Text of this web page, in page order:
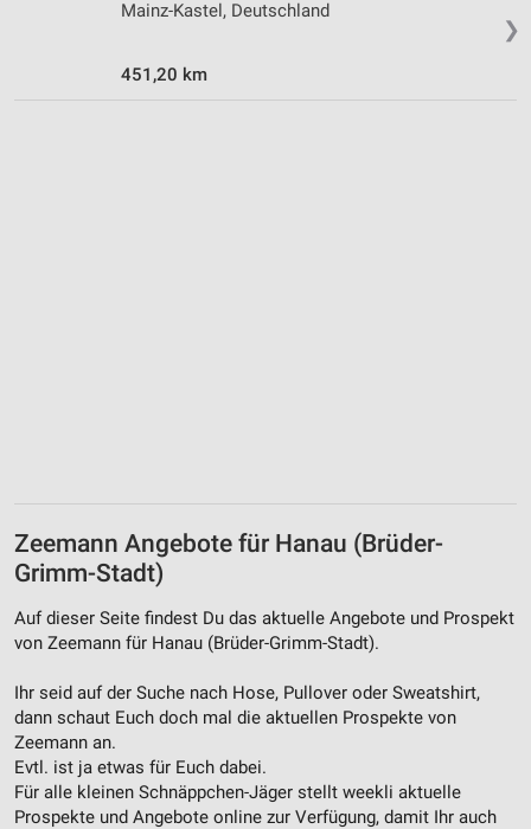
❯
Mainz-Kastel, Deutschland
451,20 km
Zeemann Angebote für Hanau (Brüder-
Grimm-Stadt)
Auf dieser Seite findest Du das aktuelle Angebote und Prospekt
von Zeemann für Hanau (Brüder-Grimm-Stadt).
Ihr seid auf der Suche nach Hose, Pullover oder Sweatshirt,
dann schaut Euch doch mal die aktuellen Prospekte von
Zeemann an.
Evtl. ist ja etwas für Euch dabei.
Für alle kleinen Schnäppchen-Jäger stellt weekli aktuelle
Prospekte und Angebote online zur Verfügung, damit Ihr auch
IAB-Verarbeitungszwecke:
auf einem Endgerät
Analyse von Zielgruppen durch Statistiken oder
Kombinationen von Daten aus verschiedenen
Quellen
Entwicklung und Verbesserung der Angebote
Verwendung reduzierter Daten zur Auswahl von
Inhalten
IAB-Besonderheiten:
Verwendung genauer Standortdaten